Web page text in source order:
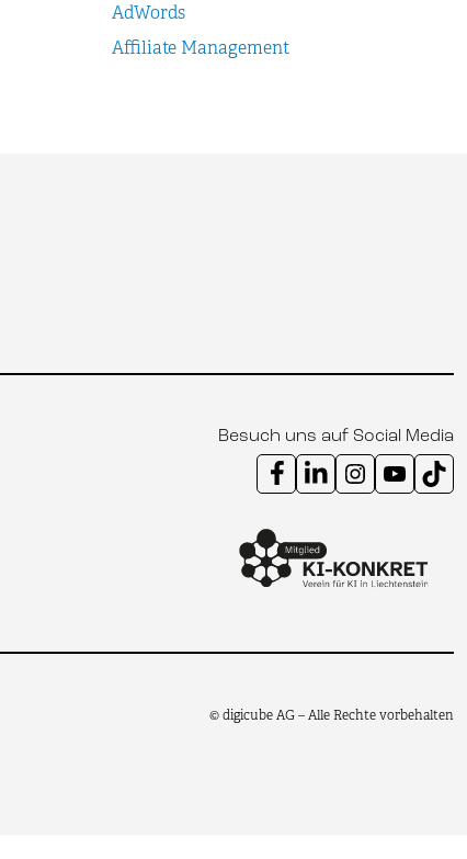
AdWords
Affiliate Management
Besuch uns auf Social Media
Instagram Kanal digicube
Youtube Kanal
© digicube AG – Alle Rechte vorbehalten